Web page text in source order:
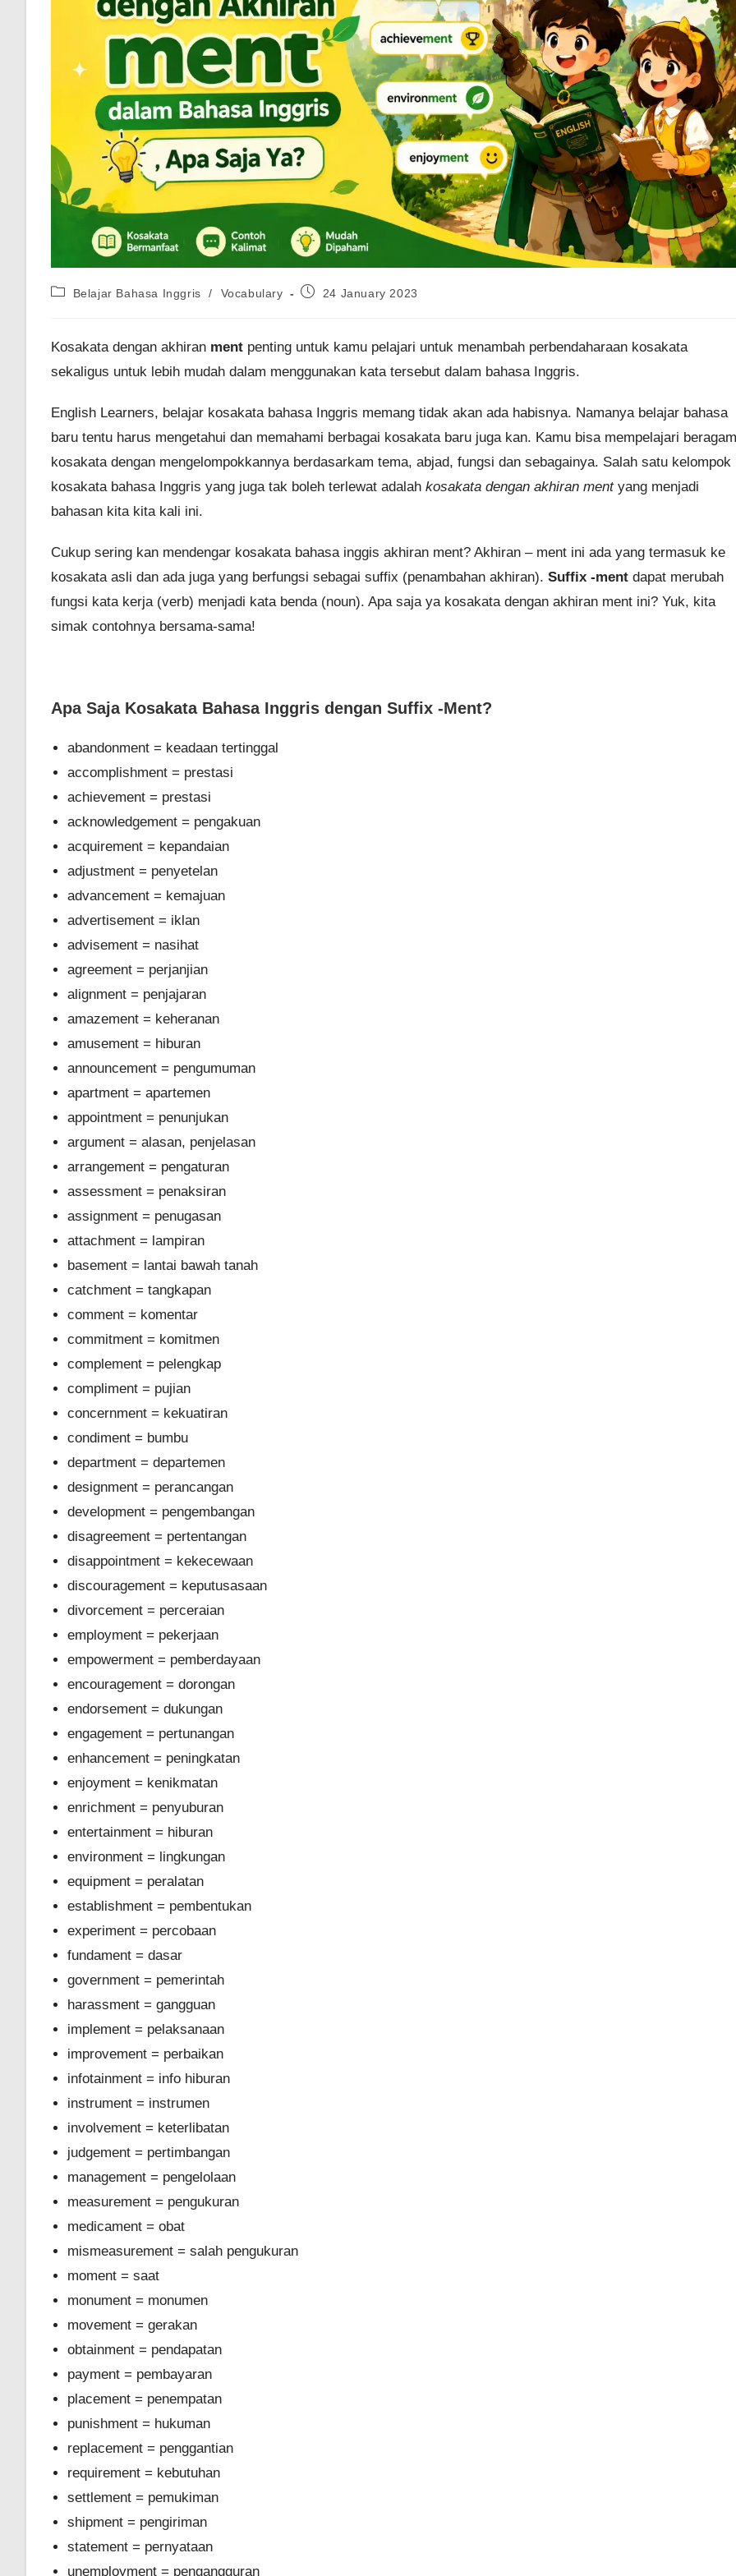
PostBelajar Bahasa Inggris / Vocabulary
Post24 January 2023
Kosakata dengan akhiran ment penting untuk kamu pelajari untuk menambah perbendaharaan kosakata
sekaligus untuk lebih mudah dalam menggunakan kata tersebut dalam bahasa Inggris.
English Learners, belajar kosakata bahasa Inggris memang tidak akan ada habisnya. Namanya belajar bahasa
baru tentu harus mengetahui dan memahami berbagai kosakata baru juga kan. Kamu bisa mempelajari beragam
kosakata dengan mengelompokkannya berdasarkam tema, abjad, fungsi dan sebagainya. Salah satu kelompok
kosakata bahasa Inggris yang juga tak boleh terlewat adalah kosakata dengan akhiran ment yang menjadi
bahasan kita kita kali ini.
Cukup sering kan mendengar kosakata bahasa inggis akhiran ment? Akhiran – ment ini ada yang termasuk ke
kosakata asli dan ada juga yang berfungsi sebagai suffix (penambahan akhiran). Suffix -ment dapat merubah
fungsi kata kerja (verb) menjadi kata benda (noun). Apa saja ya kosakata dengan akhiran ment ini? Yuk, kita
simak contohnya bersama-sama!
Apa Saja Kosakata Bahasa Inggris dengan Suffix -Ment?
abandonment = keadaan tertinggal
accomplishment = prestasi
achievement = prestasi
acknowledgement = pengakuan
acquirement = kepandaian
adjustment = penyetelan
advancement = kemajuan
advertisement = iklan
advisement = nasihat
agreement = perjanjian
alignment = penjajaran
amazement = keheranan
amusement = hiburan
announcement = pengumuman
apartment = apartemen
appointment = penunjukan
argument = alasan, penjelasan
arrangement = pengaturan
assessment = penaksiran
assignment = penugasan
attachment = lampiran
basement = lantai bawah tanah
catchment = tangkapan
comment = komentar
commitment = komitmen
complement = pelengkap
compliment = pujian
concernment = kekuatiran
condiment = bumbu
department = departemen
designment = perancangan
development = pengembangan
disagreement = pertentangan
disappointment = kekecewaan
discouragement = keputusasaan
divorcement = perceraian
employment = pekerjaan
empowerment = pemberdayaan
encouragement = dorongan
endorsement = dukungan
engagement = pertunangan
enhancement = peningkatan
enjoyment = kenikmatan
enrichment = penyuburan
entertainment = hiburan
environment = lingkungan
equipment = peralatan
establishment = pembentukan
experiment = percobaan
fundament = dasar
government = pemerintah
harassment = gangguan
implement = pelaksanaan
improvement = perbaikan
infotainment = info hiburan
instrument = instrumen
involvement = keterlibatan
judgement = pertimbangan
management = pengelolaan
measurement = pengukuran
medicament = obat
mismeasurement = salah pengukuran
moment = saat
monument = monumen
movement = gerakan
obtainment = pendapatan
payment = pembayaran
placement = penempatan
punishment = hukuman
replacement = penggantian
requirement = kebutuhan
settlement = pemukiman
shipment = pengiriman
statement = pernyataan
unemployment = pengangguran